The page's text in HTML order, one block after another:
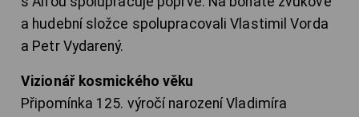
a hudební složce spolupracovali Vlastimil Vorda
a Petr Vydarený.
Vizionář kosmického věku
Připomínka 125. výročí narození Vladimíra